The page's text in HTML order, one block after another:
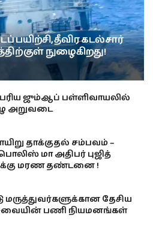
பயிற்சி, தீவிர கடல்சார்
நுழைகிறது!
ஜும்ஆப் பள்ளிவாயலில்
அறுவடை
தாக்குதல் சம்பவம் –
மா அதிபர் புஜித்
மரண தண்டனை !
மருத்துவர்களுக்கான தேசிய
பணி நியமனங்கள்